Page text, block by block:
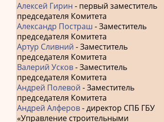
Алексей Гирин - первый заместитель
председателя Комитета
Александр Постраш - Заместитель
председателя Комитета
Артур Сливний - Заместитель
председателя Комитета
Валерий Усков- Заместитель
председателя Комитета
Андрей Полевой - Заместитель
председателя Комитета
Андрей Алферов- директор СПБ ГБУ
«Управление строительными